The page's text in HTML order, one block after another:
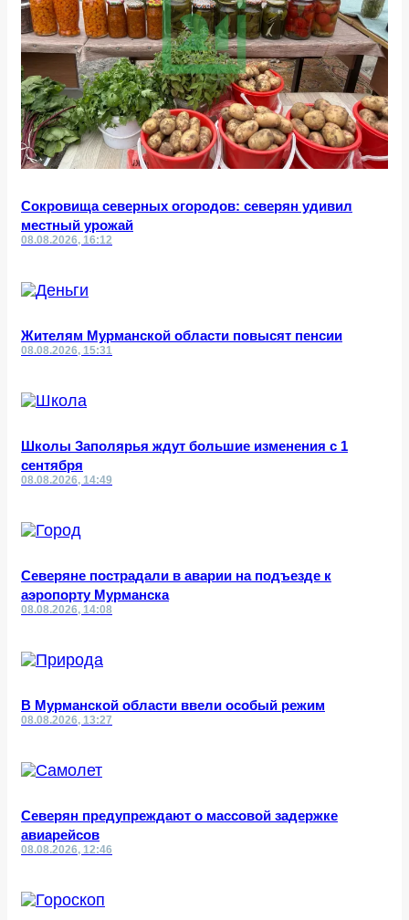
Сокровища северных огородов: северян удивил
местный урожай
08.08.2026, 16:12
Жителям Мурманской области повысят пенсии
08.08.2026, 15:31
Школы Заполярья ждут большие изменения с 1
сентября
08.08.2026, 14:49
Северяне пострадали в аварии на подъезде к
аэропорту Мурманска
08.08.2026, 14:08
В Мурманской области ввели особый режим
08.08.2026, 13:27
Северян предупреждают о массовой задержке
авиарейсов
08.08.2026, 12:46